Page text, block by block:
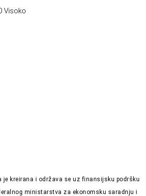
Visoko
je kreirana i održava se uz finansijsku podršku
ministarstva za ekonomsku saradnju i